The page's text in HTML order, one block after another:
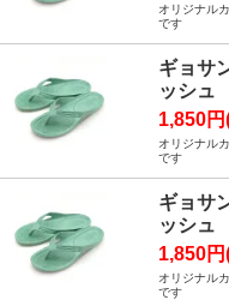
オリジナル
です
ギョサ
ッシュ
1,850
オリジナル
です
ギョサ
ッシュ
1,850
オリジナル
です